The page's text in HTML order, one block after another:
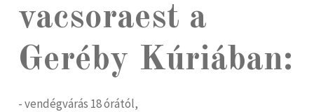
vacsoraest a
Geréby Kúriában:
- vendégvárás 18 órától,